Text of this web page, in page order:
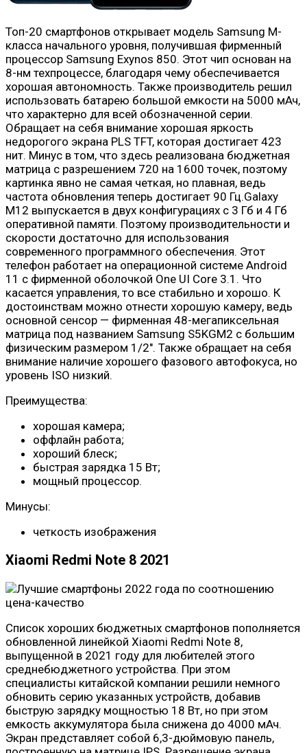
Топ-20 смартфонов открывает модель Samsung М-
класса начального уровня, получившая фирменный
процессор Samsung Exynos 850. Этот чип основан на
8-нм техпроцессе, благодаря чему обеспечивается
хорошая автономность. Также производитель решил
использовать батарею большой емкости на 5000 мАч,
что характерно для всей обозначенной серии.
Обращает на себя внимание хорошая яркость
недорогого экрана PLS TFT, которая достигает 423
нит. Минус в том, что здесь реализована бюджетная
матрица с разрешением 720 на 1600 точек, поэтому
картинка явно не самая четкая, но плавная, ведь
частота обновления теперь достигает 90 Гц.Galaxy
M12 выпускается в двух конфигурациях с 3 Гб и 4 Гб
оперативной памяти. Поэтому производительности и
скорости достаточно для использования
современного программного обеспечения. Этот
телефон работает на операционной системе Android
11 с фирменной оболочкой One UI Core 3.1. Что
касается управления, то все стабильно и хорошо. К
достоинствам можно отнести хорошую камеру, ведь
основной сенсор — фирменная 48-мегапиксельная
матрица под названием Samsung S5KGM2 с большим
физическим размером 1/2″. Также обращает на себя
внимание наличие хорошего фазового автофокуса, но
уровень ISO низкий.
Преимущества:
хорошая камера;
оффлайн работа;
хороший блеск;
быстрая зарядка 15 Вт;
мощный процессор.
Минусы:
четкость изображения
Xiaomi Redmi Note 8 2021
Список хороших бюджетных смартфонов пополняется
обновленной линейкой Xiaomi Redmi Note 8,
выпущенной в 2021 году для любителей этого
среднебюджетного устройства. При этом
специалисты китайской компании решили немного
обновить серию указанных устройств, добавив
быструю зарядку мощностью 18 Вт, но при этом
емкость аккумулятора была снижена до 4000 мАч.
Экран представляет собой 6,3-дюймовую панель,